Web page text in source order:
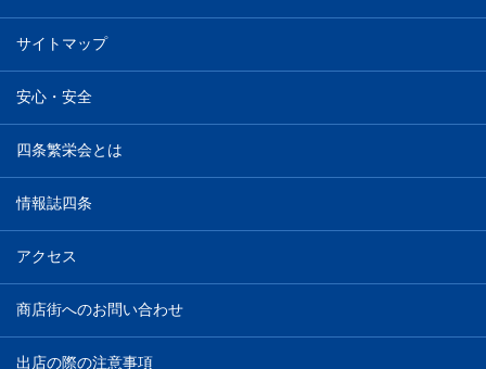
サイトマップ
安心・安全
四条繁栄会とは
情報誌四条
アクセス
商店街へのお問い合わせ
出店の際の注意事項